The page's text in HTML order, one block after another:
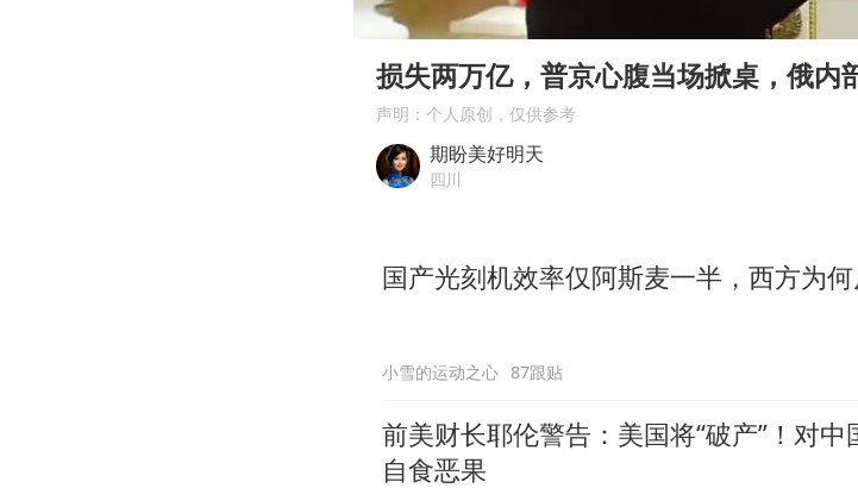
万岁山接盘烂尾恒大文旅城
老人被城管撞倒后离世亲属质
Play
损失两万亿，普京心腹当场掀桌，俄内
声明：个人原创，仅供参考
期盼美好明天
四川
国产光刻机效率仅阿斯麦一半，西方为何
小雪的运动之心 87跟贴
前美财长耶伦警告：美国将“破产”！对
自食恶果